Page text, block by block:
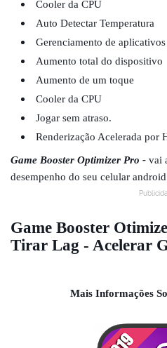
Cooler da CPU
Auto Detectar Temperatura
Gerenciamento de
Aumento total do dispositivo
Aumento de um toque
Cooler da CPU
Jogar sem atraso.
Renderização Acelerada por
Game Booster Optimizer Pro - vai
desempenho do seu celular
Game Booster
Tirar Lag - Acelerar
Mais Informações